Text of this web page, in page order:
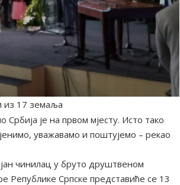
из 17 земаља
Србија је на првом мјесту. Исто тако
уважавамо и поштујемо – рекао
чинилац у бруто друштвеном
Републике Српске представиће се 13